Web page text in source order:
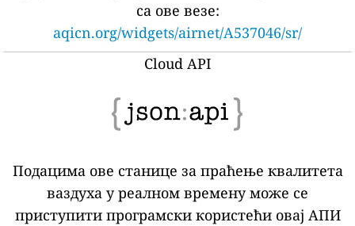
са ове везе:
aqicn.org/widgets/airnet/A537046/sr/
Cloud API
Подацима ове станице за праћење квалитета
ваздуха у реалном времену може се
приступити програмски користећи овај АПИ